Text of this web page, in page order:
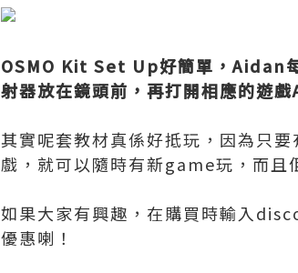
OSMO Kit Set Up好簡單，Aidan
射器放在鏡頭前，再打開相應的遊戲
其實呢套教材真係好抵玩，因為只
戲，就可以隨時有新game玩，而且
如果大家有興趣，在購買時輸入
優惠喇！